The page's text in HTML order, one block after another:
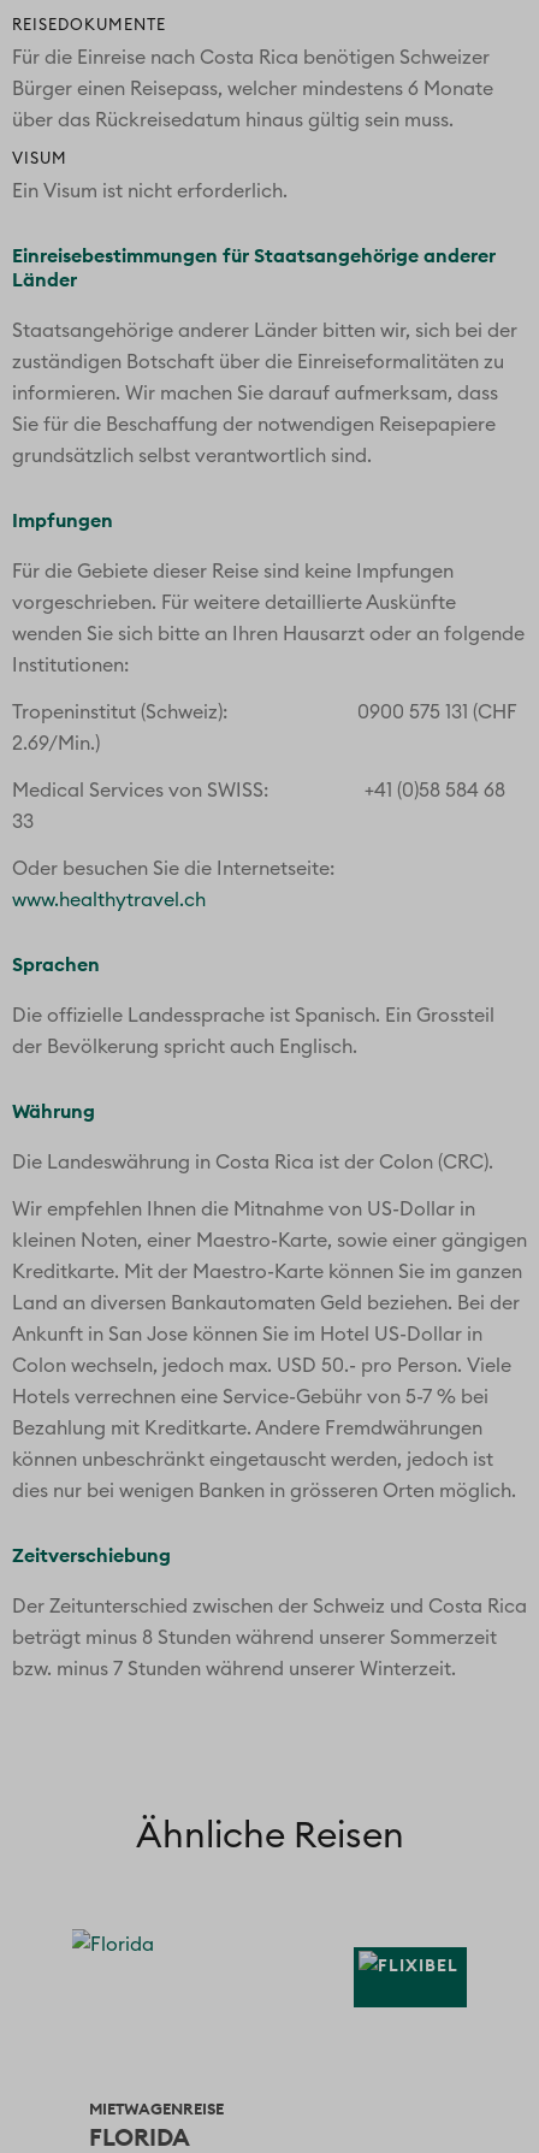
REISEDOKUMENTE
Für die Einreise nach Costa Rica benötigen Schweizer
Bürger einen Reisepass, welcher mindestens 6 Monate
über das Rückreisedatum hinaus gültig sein muss.
VISUM
Ein Visum ist nicht erforderlich.
Einreisebestimmungen für Staatsangehörige anderer
Länder
Staatsangehörige anderer Länder bitten wir, sich bei der
zuständigen Botschaft über die Einreiseformalitäten zu
informieren. Wir machen Sie darauf aufmerksam, dass
Sie für die Beschaffung der notwendigen Reisepapiere
grundsätzlich selbst verantwortlich sind.
Impfungen
Für die Gebiete dieser Reise sind keine Impfungen
vorgeschrieben. Für weitere detaillierte Auskünfte
wenden Sie sich bitte an Ihren Hausarzt oder an folgende
Institutionen:
Tropeninstitut (Schweiz): 0900 575 131 (CHF
2.69/Min.)
Medical Services von SWISS: +41 (0)58 584 68
33
Oder besuchen Sie die Internetseite:
www.healthytravel.ch
Sprachen
Die offizielle Landessprache ist Spanisch. Ein Grossteil
der Bevölkerung spricht auch Englisch.
Währung
Die Landeswährung in Costa Rica ist der Colon (CRC).
Wir empfehlen Ihnen die Mitnahme von US-Dollar in
kleinen Noten, einer Maestro-Karte, sowie einer gängigen
Kreditkarte. Mit der Maestro-Karte können Sie im ganzen
Land an diversen Bankautomaten Geld beziehen. Bei der
Ankunft in San Jose können Sie im Hotel US-Dollar in
Colon wechseln, jedoch max. USD 50.- pro Person. Viele
Hotels verrechnen eine Service-Gebühr von 5-7 % bei
Bezahlung mit Kreditkarte. Andere Fremdwährungen
können unbeschränkt eingetauscht werden, jedoch ist
dies nur bei wenigen Banken in grösseren Orten möglich.
Zeitverschiebung
Der Zeitunterschied zwischen der Schweiz und Costa Rica
beträgt minus 8 Stunden während unserer Sommerzeit
bzw. minus 7 Stunden während unserer Winterzeit.
Ähnliche Reisen
MIETWAGENREISE
FLORIDA